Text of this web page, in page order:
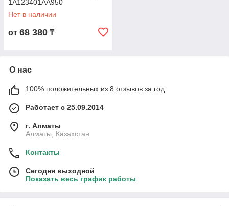
1A123401AA950
Нет в наличии
от 68 380 ₸
О нас
100% положительных из 8 отзывов за год
Работает с 25.09.2014
г. Алматы
Алматы, Казахстан
Контакты
Сегодня выходной
Показать весь график работы